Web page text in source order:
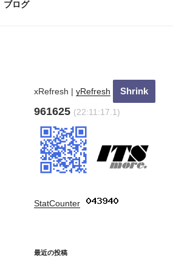
ブログ
xRefresh | yRefresh
961625 (22:11:18.1)
StatCounter:
最近の投稿